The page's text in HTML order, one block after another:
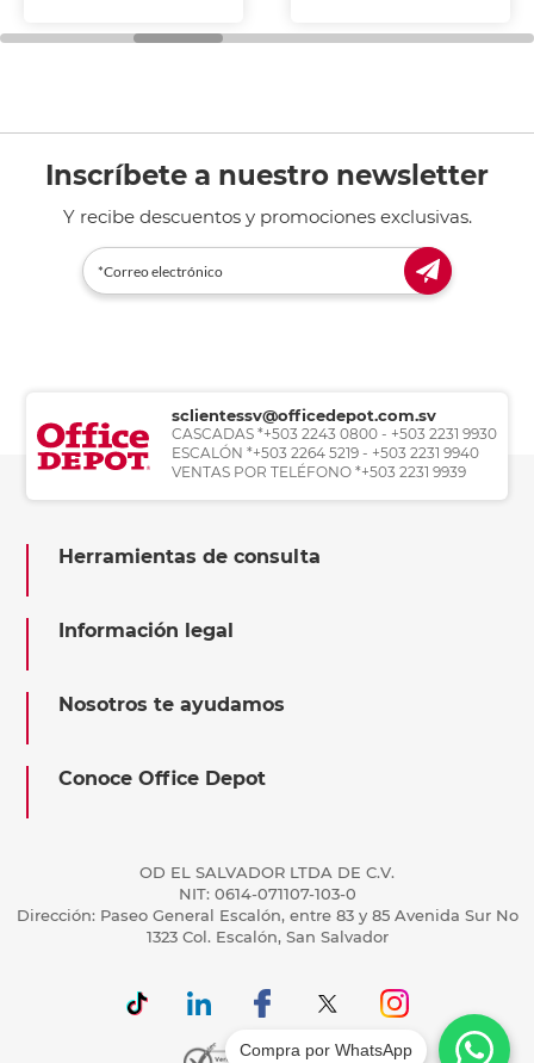
Inscríbete a nuestro newsletter
Y recibe descuentos y promociones exclusivas.
sclientessv@officedepot.com.sv
CASCADAS *+503 2243 0800 - +503 2231 9930
ESCALÓN *+503 2264 5219 - +503 2231 9940
VENTAS POR TELÉFONO *+503 2231 9939
Herramientas de consulta
Información legal
Nosotros te ayudamos
Conoce Office Depot
OD EL SALVADOR LTDA DE C.V.
NIT: 0614-071107-103-0
Dirección: Paseo General Escalón, entre 83 y 85 Avenida Sur No
1323 Col. Escalón, San Salvador
Compra por WhatsApp